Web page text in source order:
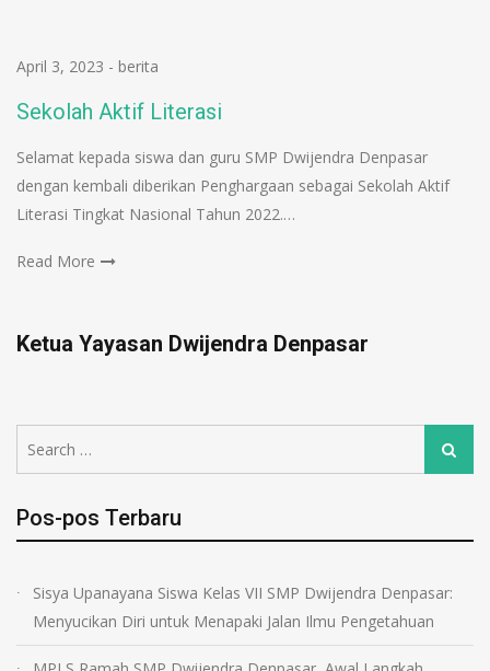
April 3, 2023 - berita
Sekolah Aktif Literasi
Selamat kepada siswa dan guru SMP Dwijendra Denpasar
dengan kembali diberikan Penghargaan sebagai Sekolah Aktif
Literasi Tingkat Nasional Tahun 2022.…
Read More
Ketua Yayasan Dwijendra Denpasar
Pos-pos Terbaru
Sisya Upanayana Siswa Kelas VII SMP Dwijendra Denpasar:
Menyucikan Diri untuk Menapaki Jalan Ilmu Pengetahuan